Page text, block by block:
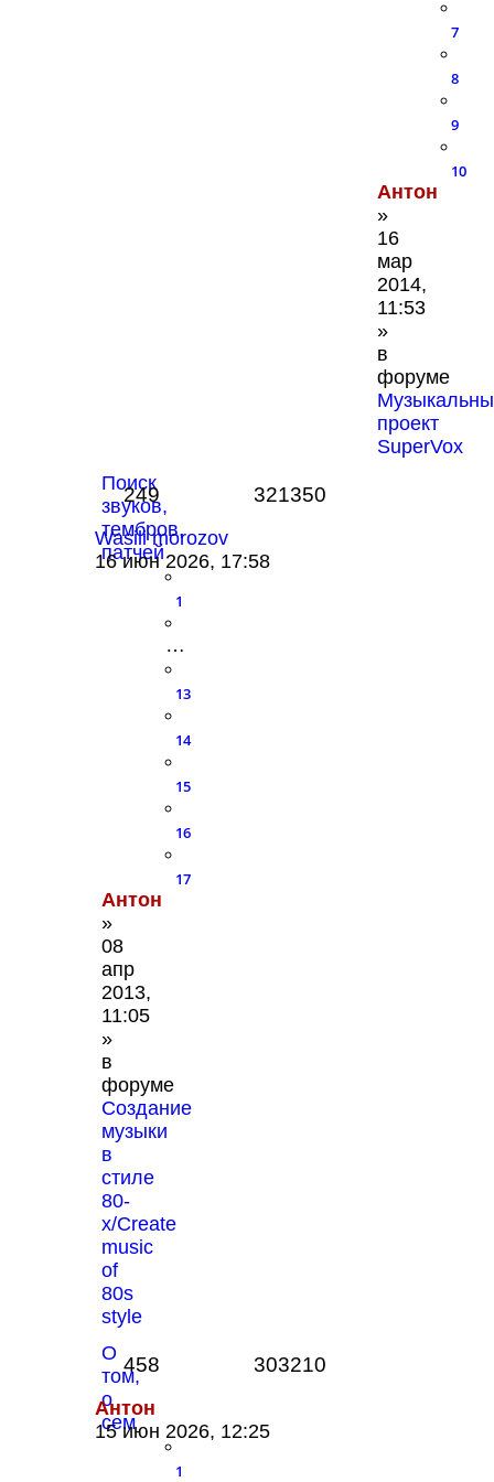
7
8
9
10
Антон
»
16
мар
2014,
11:53
»
в
форуме
проект
SuperVox
Поиск
звуков,
тембров,
патчей
1
…
13
14
15
16
17
Антон
»
08
апр
2013,
11:05
»
в
форуме
Создание
музыки
в
стиле
80-
х/Create
music
of
80s
style
249 321350
Wasili morozov
16 июн 2026, 17:58
О
том,
о
сем
1
458 303210
Антон
15 июн 2026, 12:25